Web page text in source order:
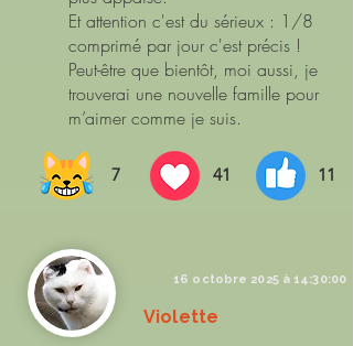
Et attention c'est du sérieux : 1/8
comprimé par jour c'est précis !
Peut-être que bientôt, moi aussi, je
trouverai une nouvelle famille pour
m’aimer comme je suis.
7 41 11
Violette
16 octobre 2025 à 14:30:00